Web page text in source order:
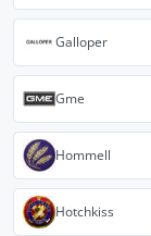
Galloper
Gme
Hommell
Hotchkiss